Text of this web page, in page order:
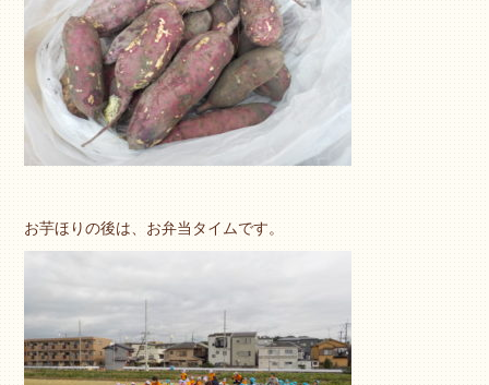
お芋ほりの後は、お弁当タイムです。